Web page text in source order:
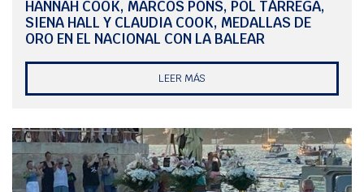
subcampeón, con 18. El dominio de la prueba fue tan claro que el
tercero acabó con 33 puntos.
recibieron el trofeo de segundo clasificado de manos de Su Majestad
el Rey de España, Felipe IV, en la ceremonia de entrega de trofeos
para el Club Marítimo de Mahón.
HANNAH COOK, MARCOS PONS, POL TÀRREGA,
SIENA HALL Y CLAUDIA COOK, MEDALLAS DE
ORO EN EL NACIONAL CON LA BALEAR
LEER MÁS